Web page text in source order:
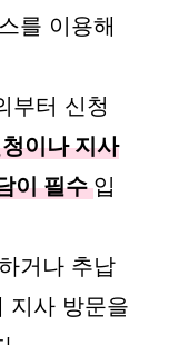
를 이용해
부터 신청
이나 지사
이 필수 입
거나 추납
지사 방문을